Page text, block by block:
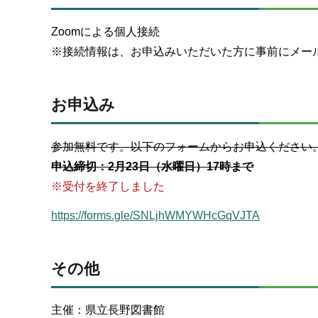
Zoomによる個人接続
※接続情報は、お申込みいただいた方に事前にメー
お申込み
参加無料です。以下のフォームからお申込ください
申込締切：2月23日（水曜日）17時まで
※受付を終了しました
https://forms.gle/SNLjhWMYWHcGqVJTA
その他
主催：県立長野図書館